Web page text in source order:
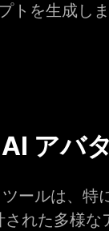
トを生成しま
AI アバ
ールは、特
れた多様な